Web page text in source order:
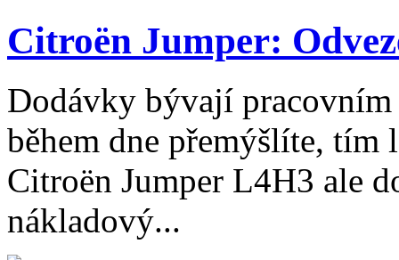
Citroën Jumper:
Dodávky bývají
během dne přemýšlíte,
Citroën Jumper L4H3 ale
nákladový...